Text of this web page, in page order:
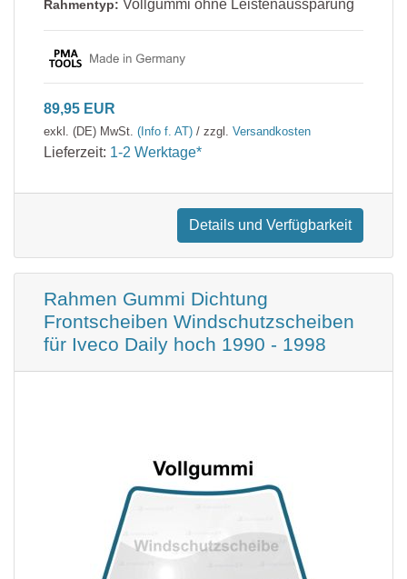
Rahmentyp: Vollgummi ohne Leistenaussparung
89,95 EUR
exkl. (DE) MwSt. (Info f. AT) / zzgl. Versandkosten
Lieferzeit: 1-2 Werktage*
Details und Verfügbarkeit
Rahmen Gummi Dichtung
Frontscheiben Windschutzscheiben
für Iveco Daily hoch 1990 - 1998